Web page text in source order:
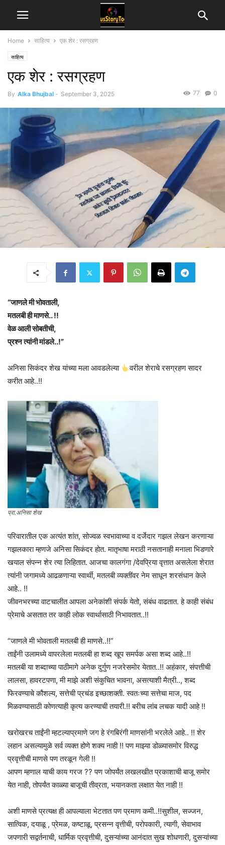
Home साहित्य एक शेर : रसग्रहण
साहित्य
एक शेर : रसग्रहण
By Alka Bhujbal - September 3, 2025 0
77
“जाणले मी भोवताली,
मतलबी ही माणसे.. !!
वेळ आली सोबतीची,
प्रश्न त्यांनी मांडले..!”
अनिसा सिकंदर शेख यांच्या मला आवडलेल्या
वरील शेराचे रसग्रहण सादर
करीत आहे..!!
प्रा.अनिसा शेख
परिवारातील एक अत्यंत शांत, सोज्वळ स्वभावाच्या व दर्जेदार गझल लेखन करणाऱ्या
गझलकारा म्हणजे अनिसा सिकंदर होत. मातृभाषा मराठी नसतानाही मनाला भिडणारे
खयाल संपन्न शेर त्या लिहितात. आजचा कालगंगा /देवप्रिया वृत्तात असलेला शेरात
त्यांनी जगामध्ये आढळणाऱ्या स्वार्थी, मतलबी व्यक्तींवर नेम साधून शरसंधान केले
आहे.. !!
जीवनभरच्या वाटचालीत आपला अनेकांशी संपर्क येतो, संबंध वाढतात. हे काही संबंध
प्रेमाचे असतात तर काही लोक स्वार्थासाठी निभावतात..!!
“जाणले मी भोवताली मतलबी ही माणसे..!!”
ताईंनी उलामध्ये वापरलेला मतलबी हा शब्द खूप समर्पक असा शब्द आहे..!!
मतलबी या शब्दाच्या पाठीमागे अनेक दुर्गुण नजरेसमोर येतात..!! अहंकार, संपत्तीची
लालसा, हावरटपणा, मी माझे अशी संकुचित भावना, असत्याशी मैत्री.., शब्द
फिरवण्याचे कौशल्य, सत्तेची प्रचंड इच्छाशक्ती. स्वतःच्या सत्तेचा माज, पद
मिळवण्यासाठी कोणत्याही कृत्य करण्याची तयारी.!! बरीच लांब लचक यादी आहे !!
खरोखरच ताईंनी म्हटल्याप्रमाणे जग हे रंगबिरंगी माणसांनी भरलेले आहे.. !! शेर
लहान असल्यामुळे सर्व व्यक्त होणे शक्य नाही !! पण माझ्या डोळ्यासमोर विरुद्ध
प्रवृत्तीची माणसे पण तरळून गेली !!
आपण म्हणाल याची काय गरज ?? पण जोपर्यंत लखलखीत प्रकाशाची बाजू समोर
येत नाही, तोपर्यंत काळ्या बाजूची तीव्रता, भयानकता लक्षात येत नाही !!
अशी माणसे प्रत्यक्ष ही आपल्याला भेटतात पण प्रमाण कमी..!!सुशील, सज्जन,
सात्विक, दयाळू , प्रेमळ, कष्टाळू, प्रसन्न वृत्तीची, परोपकारी, त्यागी, सेवाभाव
जपणारी सद्वर्तनाची, धार्मिक प्रवृत्तीची, दुसऱ्यांच्या आनंदात सुख शोधणारी, दुसऱ्यांच्या